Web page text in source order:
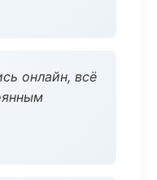
онлайн, всё